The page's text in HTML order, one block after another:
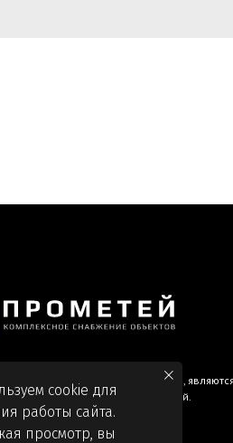
и цены, представленные на сайте, являются
и не являются публичной офертой.
cookie для
работы сайта.
просмотр, вы